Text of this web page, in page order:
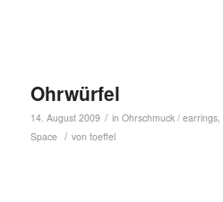
Ohrwürfel
14. August 2009 / in Ohrschmuck / earrings,
Space / von toeffel